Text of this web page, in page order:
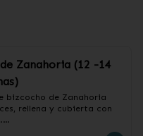
Zanahoria (12 -14
bizcocho de Zanahoria
rellena y cubierta con